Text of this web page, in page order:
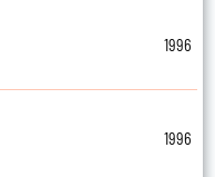
1996
1996